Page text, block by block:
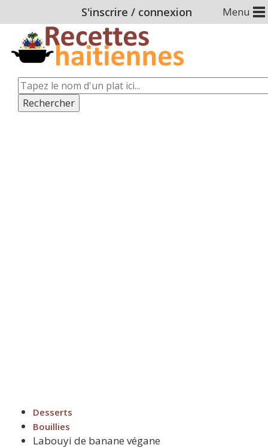
Menu
S'inscrire / connexion
Rechercher
Desserts
Bouillies
Labouyi de banane végane